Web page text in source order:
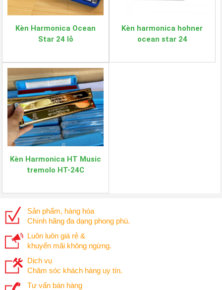
Kèn Harmonica Ocean
Star 24 lỗ
Kèn harmonica hohner
ocean star 24
Kèn Harmonica HT Music
tremolo HT-24C
Sản phẩm, hàng hóa
Chính hãng đa dạng phong phú.
Luôn luôn giá rẻ &
khuyến mãi không ngừng.
Dịch vụ
Chăm sóc khách hàng uy tín.
Tư vấn bán hàng